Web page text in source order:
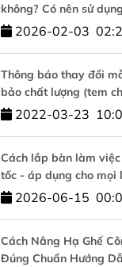
không? Có nên sử
2026-02-03
Thông báo thay đổi
bảo chất lượng (tem
giả)2022-03-23
Cách lắp bàn làm
tốc - áp dụng cho mọi
2026-06-15
Cách Nâng Hạ Ghế
Đúng Chuẩn Hướng